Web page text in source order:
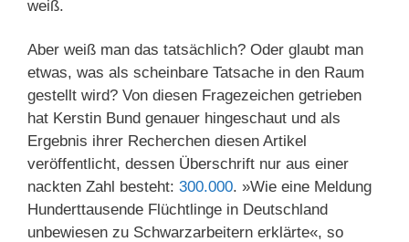
weiß.
Aber weiß man das tatsächlich? Oder glaubt man
etwas, was als scheinbare Tatsache in den Raum
gestellt wird? Von diesen Fragezeichen getrieben
hat Kerstin Bund genauer hingeschaut und als
Ergebnis ihrer Recherchen diesen Artikel
veröffentlicht, dessen Überschrift nur aus einer
nackten Zahl besteht: 300.000. »Wie eine Meldung
Hunderttausende Flüchtlinge in Deutschland
unbewiesen zu Schwarzarbeitern erklärte«, so